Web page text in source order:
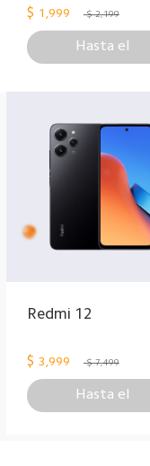
$ 1,999 $ 2,199
Hasta el
Redmi 12
$ 3,999 $ 7,499
Hasta el